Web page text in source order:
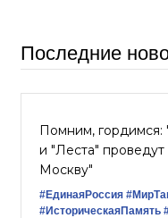
Последние
Помним, гордимся:
и "Леста"
Москву"
#‎ЕдинаяРоссия
#ИсторическаяПамять